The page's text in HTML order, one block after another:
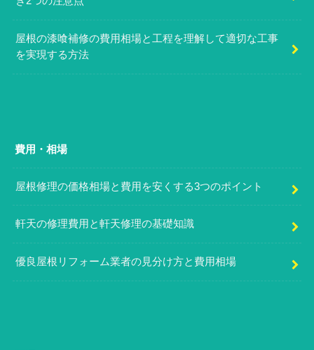
屋根の漆喰補修の費用相場と工程を理解して適切な工事
を実現する方法
費用・相場
屋根修理の価格相場と費用を安くする3つのポイント
軒天の修理費用と軒天修理の基礎知識
優良屋根リフォーム業者の見分け方と費用相場